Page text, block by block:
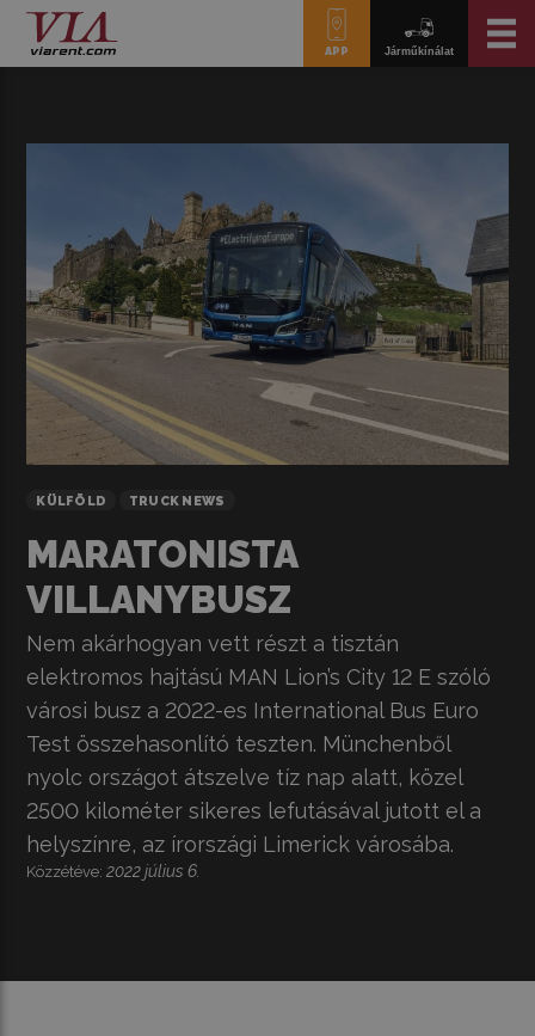
APP Járműkínálat
KÜLFÖLD TRUCK NEWS
MARATONISTA
VILLANYBUSZ
Nem akárhogyan vett részt a tisztán
elektromos hajtású MAN Lion’s City 12 E szóló
városi busz a 2022-es International Bus Euro
Test összehasonlító teszten. Münchenből
nyolc országot átszelve tíz nap alatt, közel
2500 kilométer sikeres lefutásával jutott el a
helyszínre, az írországi Limerick városába.
Közzétéve:2022 július 6.